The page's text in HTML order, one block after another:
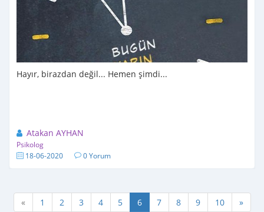
Hayır, birazdan değil... Hemen şimdi...
Atakan AYHAN
Psikolog
18-06-2020 0 Yorum
« 1 2 3 4 5 6 7 8 9 10 »